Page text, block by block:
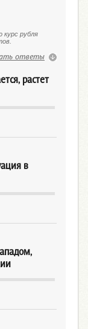
рубля
ответы
растет
в